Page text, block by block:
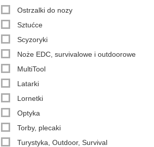
Ostrzalki do nozy
Sztućce
Scyzoryki
Noże EDC, survivalowe i outdoorowe
MultiTool
Latarki
Lornetki
Optyka
Torby, plecaki
Turystyka, Outdoor, Survival